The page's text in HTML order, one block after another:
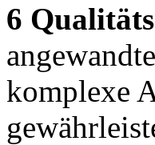
6
komplexe